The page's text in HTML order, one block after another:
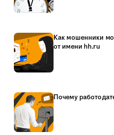
Как мошенники
от имени hh.ru
Почему